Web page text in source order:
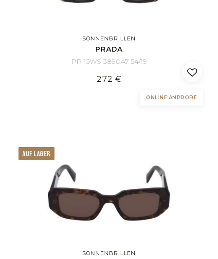
SONNENBRILLEN
PRADA
PR 15WS 3890A7 54/19
272 €
ONLINE ANPROBE
AUF LAGER
SONNENBRILLEN